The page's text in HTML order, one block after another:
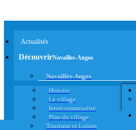
Actualités
DécouvrirNavailles-Angos
Navailles-Angos
Histoire
Le village
Intercommunalité
Plan du village
Tourisme et Loisirs